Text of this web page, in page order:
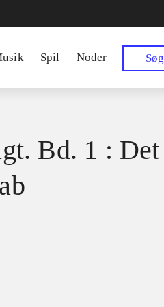
Spil Noder Søg
Bd. 1 : Det